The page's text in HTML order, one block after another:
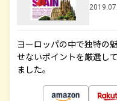
ヨーロッパの中で独特の
せないポイントを厳選し
ました。